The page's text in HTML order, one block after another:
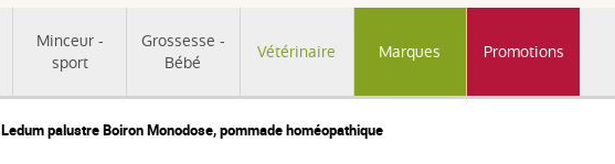
Minceur -
sport
Grossesse -
Bébé
Vétérinaire Marques Promotions
CNY
JPY
Ledum palustre Boiron Monodose, pommade homéopathique